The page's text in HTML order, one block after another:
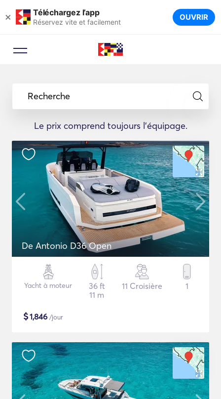
× Téléchargez l’app
Réservez vite et facilement OUVRIR
Recherche
Le prix comprend toujours l'équipage.
De Antonio D36 Open
Yacht à moteur
36 ft
11 m
11 Croisière 1
$1,846 /jour